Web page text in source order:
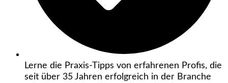
Lerne die Praxis-Tipps von erfahrenen Profis, die
seit über 35 Jahren erfolgreich in der Branche